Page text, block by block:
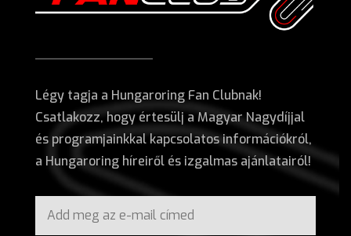
Légy tagja a Hungaroring Fan Clubnak!
Csatlakozz, hogy értesülj a Magyar Nagydíjjal
és programjainkkal kapcsolatos információkról,
a Hungaroring híreiről és izgalmas ajánlatairól!